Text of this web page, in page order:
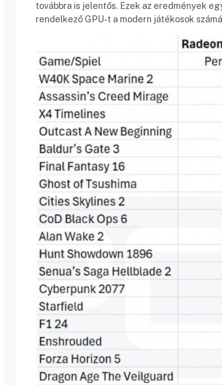
továbbra is jelentős. Ezek az eredmények
rendelkező GPU-t a modern játékosok